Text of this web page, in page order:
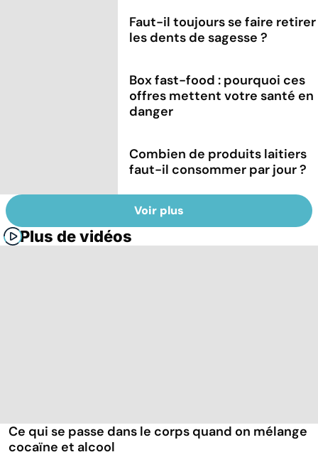
Faut-il toujours se faire retirer
les dents de sagesse ?
Box fast-food : pourquoi ces
offres mettent votre santé en
danger
Combien de produits laitiers
faut-il consommer par jour ?
Voir plus
Plus de vidéos
Ce qui se passe dans le corps quand on mélange
cocaïne et alcool